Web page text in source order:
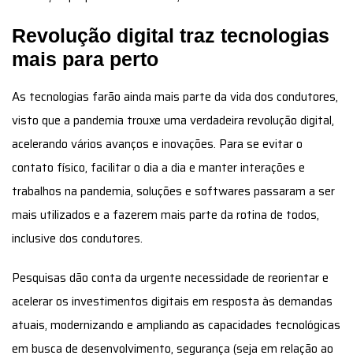
Revolução digital traz tecnologias
mais para perto
As tecnologias farão ainda mais parte da vida dos condutores,
visto que a pandemia trouxe uma verdadeira revolução digital,
acelerando vários avanços e inovações. Para se evitar o
contato físico, facilitar o dia a dia e manter interações e
trabalhos na pandemia, soluções e softwares passaram a ser
mais utilizados e a fazerem mais parte da rotina de todos,
inclusive dos condutores.
Pesquisas dão conta da urgente necessidade de reorientar e
acelerar os investimentos digitais em resposta às demandas
atuais, modernizando e ampliando as capacidades tecnológicas
em busca de desenvolvimento, segurança (seja em relação ao